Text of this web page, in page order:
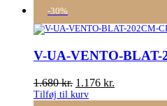
-30%
V-UA-VENTO-BLAT-
1.680kr. 1.176 kr.
Tilføj til kurv